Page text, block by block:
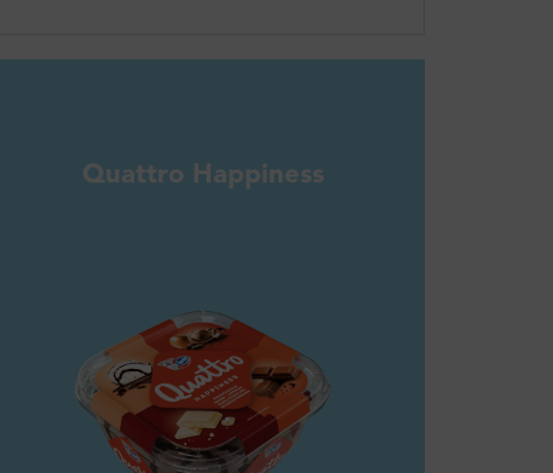
Quattro Happiness